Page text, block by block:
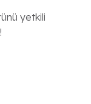
yetkili